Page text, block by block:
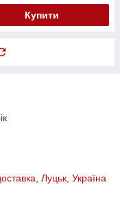
Купити
Луцьк, Україна